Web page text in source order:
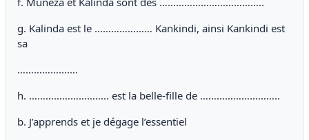
g. Kalinda est le ………………… Kankindi, ainsi Kankindi est
sa
………………….
h. ……………………….. est la belle-fille de ………………………..
b. J’apprends et je dégage l’essentiel